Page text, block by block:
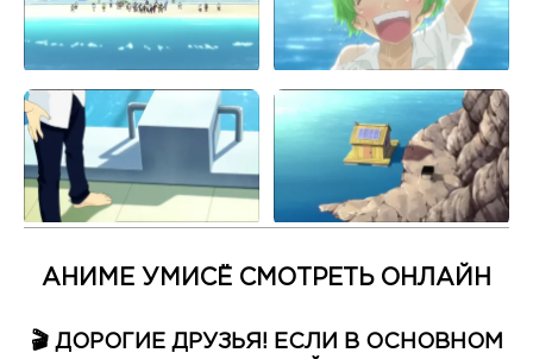
АНИМЕ УМИСЁ СМОТРЕТЬ ОНЛАЙН
🎬 ДОРОГИЕ ДРУЗЬЯ! ЕСЛИ В ОСНОВНОМ